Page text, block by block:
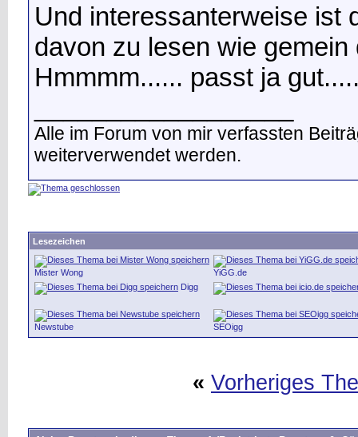
Und interessanterweise ist
davon zu lesen wie
Hmmmm...... passt ja
Alle im Forum von mir verfassten
weiterverwendet werden.
Lesezeichen
Mister Wong
YiGG.de
Digg
Newstube SEOigg
« Vorheriges